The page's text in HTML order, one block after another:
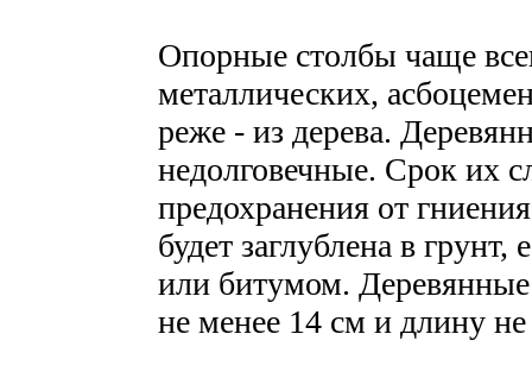
Опорные столбы чаще
металлических,
реже - из дерева.
недолговечные. Срок их
предохранения от
будет заглублена в
или битумом.
не менее 14 см и длину